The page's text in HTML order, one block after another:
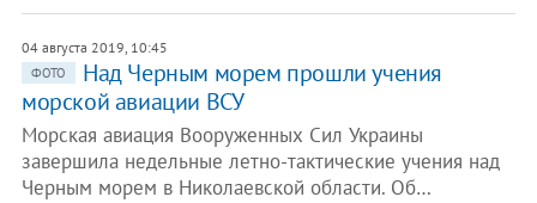
04 августа 2019, 10:45
ФОТО
Над Черным морем прошли учения
морской авиации ВСУ
Морская авиация Вооруженных Сил Украины
завершила недельные летно-тактические учения над
Черным морем в Николаевской области. Об…